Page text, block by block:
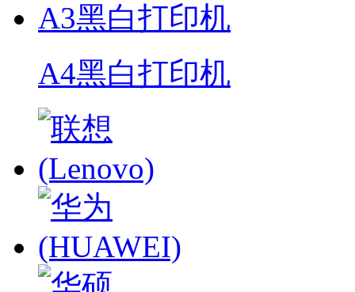
A3黑白打印机
A4黑白打印机